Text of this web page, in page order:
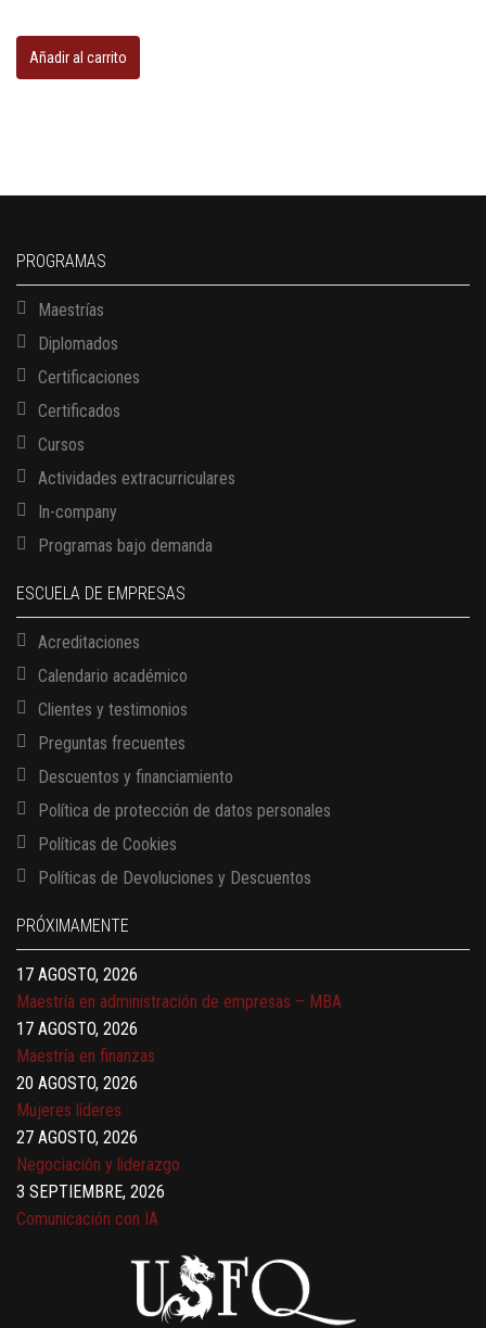
Action
cantidad
Añadir al carrito
PROGRAMAS
Maestrías
Diplomados
Certificaciones
Certificados
Cursos
Actividades extracurriculares
In-company
Programas bajo demanda
ESCUELA DE EMPRESAS
Acreditaciones
Calendario académico
Clientes y testimonios
Preguntas frecuentes
Descuentos y financiamiento
Política de protección de datos personales
Políticas de Cookies
Políticas de Devoluciones y Descuentos
PRÓXIMAMENTE
13 AGOSTO, 2026
17 AGOSTO, 2026
Gerencia de empresas familiares
17 AGOSTO, 2026
Maestría en administración de empresas – MBA
17 AGOSTO, 2026
Maestría en finanzas
20 AGOSTO, 2026
Mujeres líderes
27 AGOSTO, 2026
Negociación y liderazgo
3 SEPTIEMBRE, 2026
Comunicación con IA
Gobernanza de datos
13 AGOSTO, 2026